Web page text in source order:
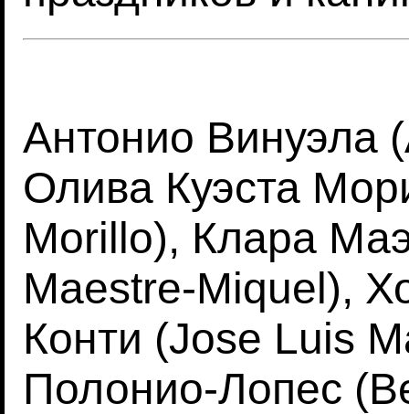
Антонио Винуэла
Олива Куэста
Morillo), Клара
Maestre-Miquel),
Конти (Jose Luis
Полонио-Лопес